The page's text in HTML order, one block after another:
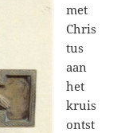
met
Chris
tus
aan
het
kruis
ontst